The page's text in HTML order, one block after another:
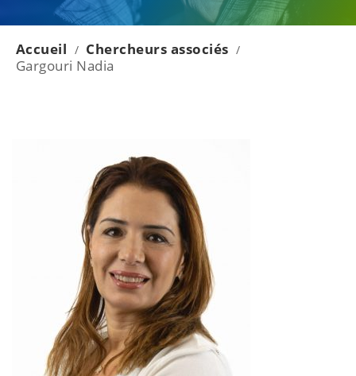
Accueil / Chercheurs associés /
Gargouri Nadia